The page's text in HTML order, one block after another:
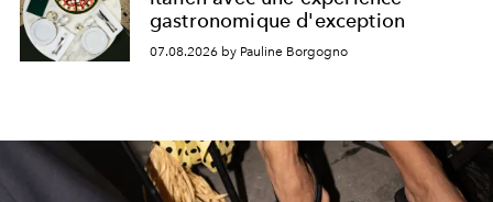
gastronomique d'exception
07.08.2026 by Pauline Borgogno